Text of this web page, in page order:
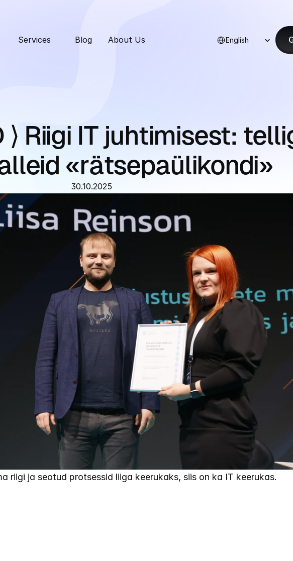
Services Blog About Us English
⟩ Riigi IT juhtimisest:
«rätsepaülikondi»
30.10.2025
riigi ja seotud protsessid liiga keerukaks, siis on ka IT keerukas.